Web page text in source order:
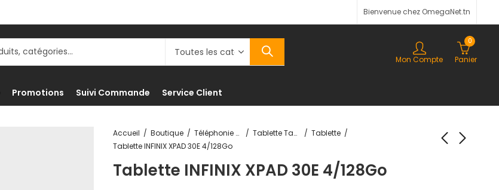
Bienvenue chez OmegaNet.tn
Mon Compte
0
Panier
Promotions Suivi Commande Service Client
Accueil Boutique Téléphonie & Tablette Tablette Tactile
Tablette
Tablette INFINIX XPAD 30E 4/128Go
Tablette INFINIX XPAD 30E 4/128Go